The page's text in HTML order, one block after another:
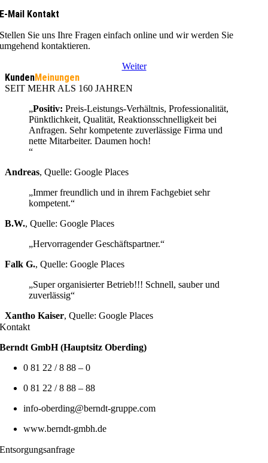
E-Mail Kontakt
Stellen Sie uns Ihre Fragen einfach online und wir werden Sie
umgehend kontaktieren.
Weiter
KundenMeinungen
SEIT MEHR ALS 160 JAHREN
„Positiv: Preis-Leistungs-Verhältnis, Professionalität,
Pünktlichkeit, Qualität, Reaktionsschnelligkeit bei
Anfragen. Sehr kompetente zuverlässige Firma und
nette Mitarbeiter. Daumen hoch!
“
Andreas, Quelle: Google Places
„Immer freundlich und in ihrem Fachgebiet sehr
kompetent.“
B.W., Quelle: Google Places
„Hervorragender Geschäftspartner.“
Falk G., Quelle: Google Places
„Super organisierter Betrieb!!! Schnell, sauber und
zuverlässig“
Xantho Kaiser, Quelle: Google Places
Kontakt
Berndt GmbH (Hauptsitz Oberding)
0 81 22 / 8 88 – 0
0 81 22 / 8 88 – 88
info-oberding@berndt-gruppe.com
www.berndt-gmbh.de
Entsorgungsanfrage